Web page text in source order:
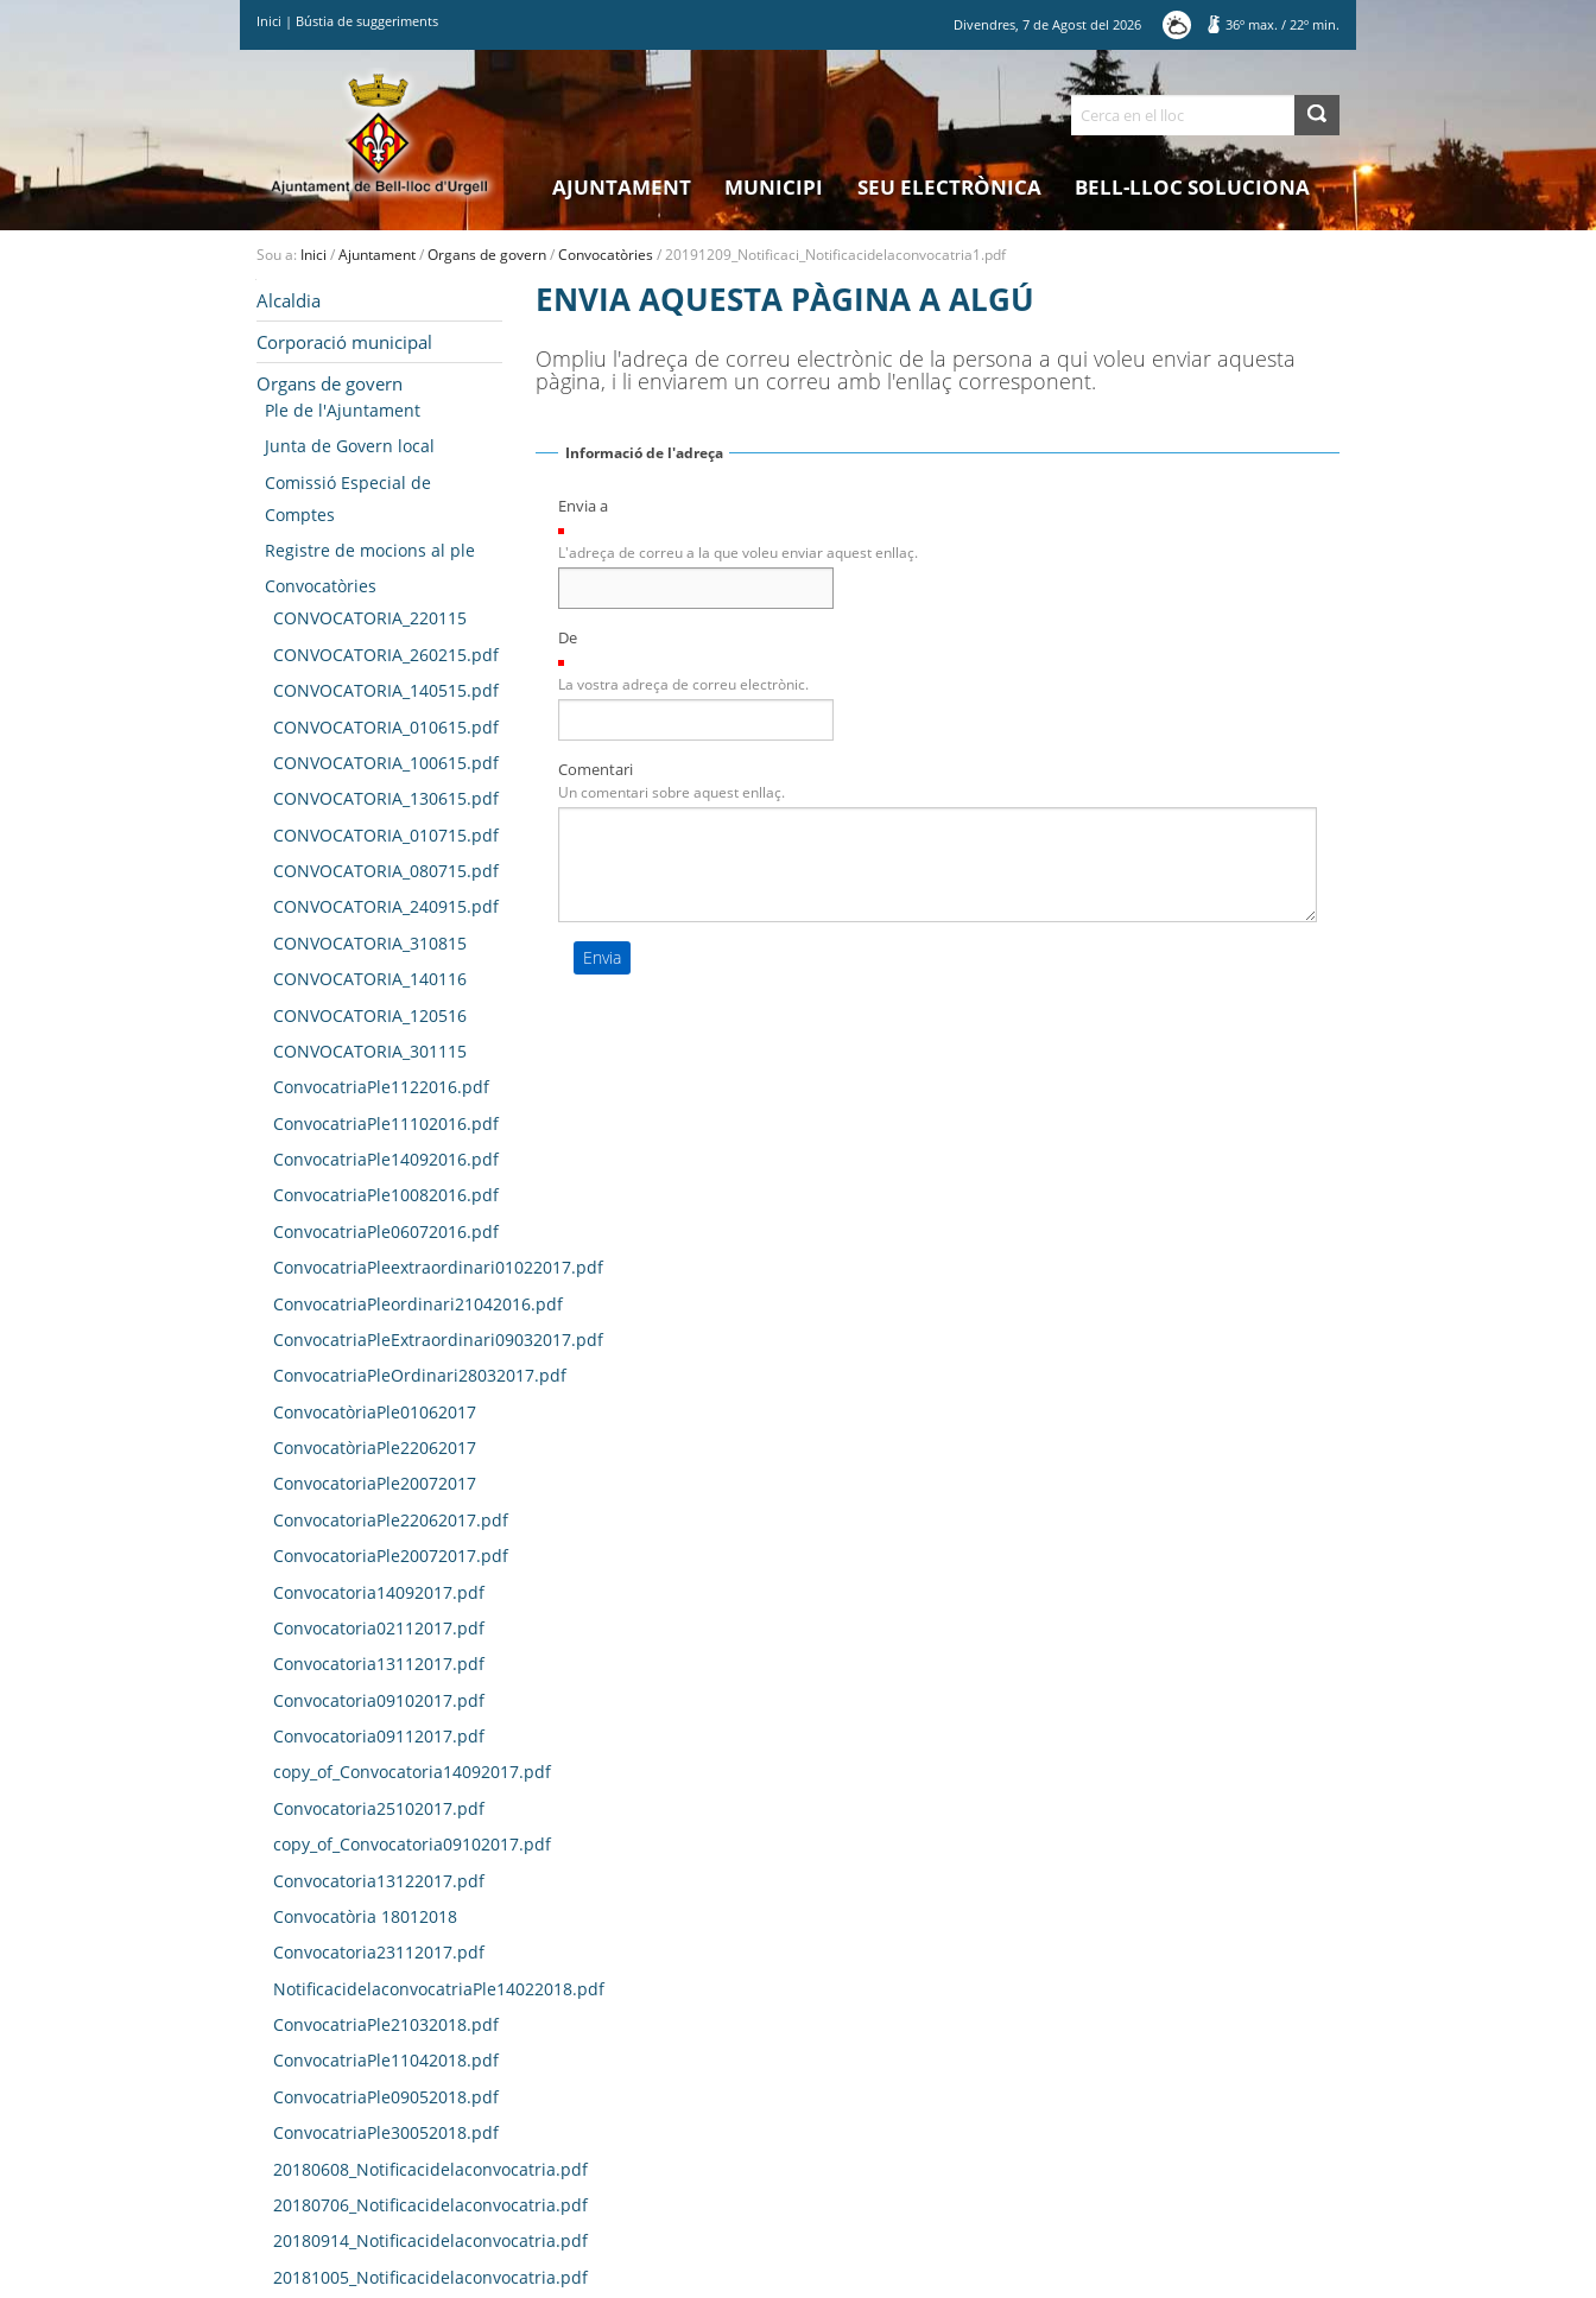
Inici | Bústia de suggeriments Divendres,7 deAgost del2026 36º max. / 22º min.
Cerca
AJUNTAMENT MUNICIPI SEU ELECTRÒNICA BELL-LLOC SOLUCIONA
Sou a: Inici /Ajuntament/Organs de govern/Convocatòries/20191209_Notificaci_Notificacidelaconvocatria1.pdf
Alcaldia
Corporació municipal
Organs de govern
Ple de l'Ajuntament
Junta de Govern local
Comissió Especial de
Comptes
Registre de mocions al ple
Convocatòries
CONVOCATORIA_220115
CONVOCATORIA_260215.pdf
CONVOCATORIA_140515.pdf
CONVOCATORIA_010615.pdf
CONVOCATORIA_100615.pdf
CONVOCATORIA_130615.pdf
CONVOCATORIA_010715.pdf
CONVOCATORIA_080715.pdf
CONVOCATORIA_240915.pdf
CONVOCATORIA_310815
CONVOCATORIA_140116
CONVOCATORIA_120516
CONVOCATORIA_301115
ConvocatriaPle1122016.pdf
ConvocatriaPle11102016.pdf
ConvocatriaPle14092016.pdf
ConvocatriaPle10082016.pdf
ConvocatriaPle06072016.pdf
ConvocatriaPleextraordinari01022017.pdf
ConvocatriaPleordinari21042016.pdf
ConvocatriaPleExtraordinari09032017.pdf
ConvocatriaPleOrdinari28032017.pdf
ConvocatòriaPle01062017
ConvocatòriaPle22062017
ConvocatoriaPle20072017
ConvocatoriaPle22062017.pdf
ConvocatoriaPle20072017.pdf
Convocatoria14092017.pdf
Convocatoria02112017.pdf
Convocatoria13112017.pdf
Convocatoria09102017.pdf
Convocatoria09112017.pdf
copy_of_Convocatoria14092017.pdf
Convocatoria25102017.pdf
copy_of_Convocatoria09102017.pdf
Convocatoria13122017.pdf
Convocatòria 18012018
Convocatoria23112017.pdf
NotificacidelaconvocatriaPle14022018.pdf
ConvocatriaPle21032018.pdf
ConvocatriaPle11042018.pdf
ConvocatriaPle09052018.pdf
ConvocatriaPle30052018.pdf
20180608_Notificacidelaconvocatria.pdf
20180706_Notificacidelaconvocatria.pdf
20180914_Notificacidelaconvocatria.pdf
20181005_Notificacidelaconvocatria.pdf
ENVIA AQUESTA PÀGINA A ALGÚ
Ompliu l'adreça de correu electrònic de la persona a qui voleu enviar aquesta
pàgina, i li enviarem un correu amb l'enllaç corresponent.
Informació de l'adreça
Envia a
L'adreça de correu a la que voleu enviar aquest enllaç.
De
La vostra adreça de correu electrònic.
Comentari
Un comentari sobre aquest enllaç.